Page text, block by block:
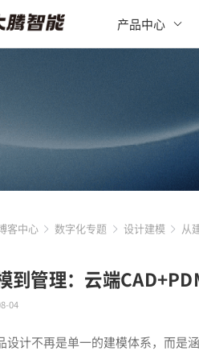
产品中心
客中心 数字化专题 设计建模 从
到管理：云端
04
设计不再是单一的建模体系，而是